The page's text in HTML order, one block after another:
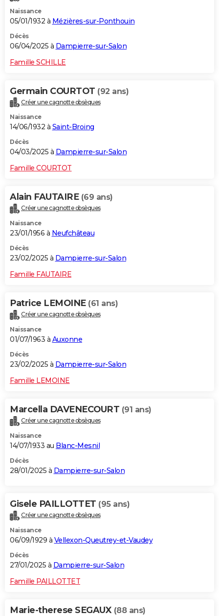
Naissance
05/01/1932 à Mézières-sur-Ponthouin
Décès
06/04/2025 à Dampierre-sur-Salon
Famille SCHILLE
Germain COURTOT (92 ans)
Créer une cagnotte obsèques
Naissance
14/06/1932 à Saint-Broing
Décès
04/03/2025 à Dampierre-sur-Salon
Famille COURTOT
Alain FAUTAIRE (69 ans)
Créer une cagnotte obsèques
Naissance
23/01/1956 à Neufchâteau
Décès
23/02/2025 à Dampierre-sur-Salon
Famille FAUTAIRE
Patrice LEMOINE (61 ans)
Créer une cagnotte obsèques
Naissance
01/07/1963 à Auxonne
Décès
23/02/2025 à Dampierre-sur-Salon
Famille LEMOINE
Marcella DAVENECOURT (91 ans)
Créer une cagnotte obsèques
Naissance
14/07/1933 au Blanc-Mesnil
Décès
28/01/2025 à Dampierre-sur-Salon
Gisele PAILLOTTET (95 ans)
Créer une cagnotte obsèques
Naissance
06/09/1929 à Vellexon-Queutrey-et-Vaudey
Décès
27/01/2025 à Dampierre-sur-Salon
Famille PAILLOTTET
Marie-therese SEGAUX (88 ans)